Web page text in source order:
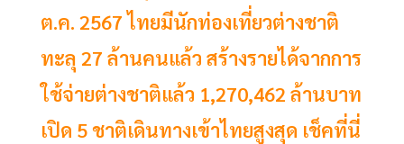
ต.ค. 2567 ไทยมีนักท่องเที่ยวต่างชาติ
ทะลุ 27 ล้านคนแล้ว สร้างรายได้จากการ
ใช้จ่ายต่างชาติแล้ว 1,270,462 ล้านบาท
เปิด 5 ชาติเดินทางเข้าไทยสูงสุด เช็คที่นี่